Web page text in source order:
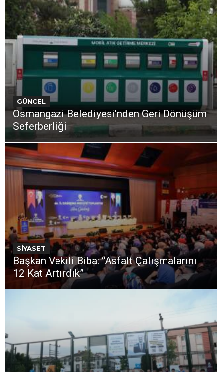
GÜNCEL
Osmangazi Belediyesi’nden Geri Dönüşüm
Seferberliği
SİYASET
Başkan Vekili Biba: “Asfalt Çalışmalarını
12 Kat Artırdık”